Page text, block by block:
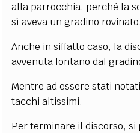
alla parrocchia, perché la
sì aveva un gradino
Anche in siffatto caso, la
avvenuta lontano dal
Mentre ad essere stati
tacchi altissimi.
Per terminare il discorso,